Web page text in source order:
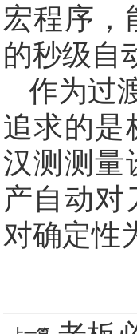
宏程序，
的秒级自
作为过
追求的是
汉测测量
产自动对
对确定性